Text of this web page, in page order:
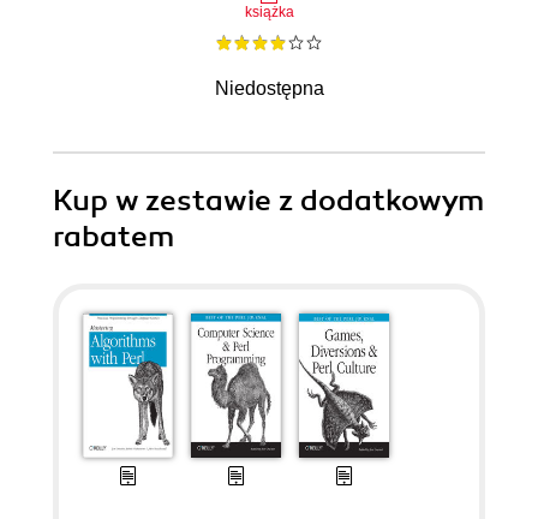
książka
Niedostępna
Kup w zestawie z dodatkowym
rabatem